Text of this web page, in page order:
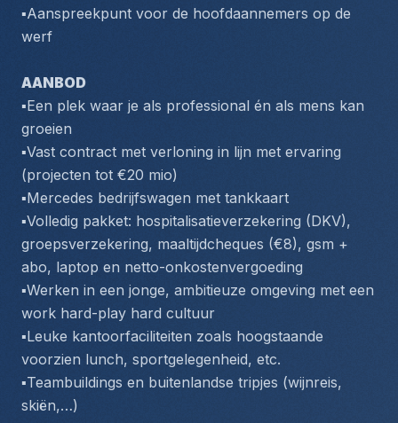
▪️Aanspreekpunt voor de hoofdaannemers op de
werf
AANBOD
▪️Een plek waar je als professional én als mens kan
groeien
▪️Vast contract met verloning in lijn met ervaring
(projecten tot €20 mio)
▪️Mercedes bedrijfswagen met tankkaart
▪️Volledig pakket: hospitalisatieverzekering (DKV),
groepsverzekering, maaltijdcheques (€8), gsm +
abo, laptop en netto-onkostenvergoeding
▪️Werken in een jonge, ambitieuze omgeving met een
work hard-play hard cultuur
▪️Leuke kantoorfaciliteiten zoals hoogstaande
voorzien lunch, sportgelegenheid, etc.
▪️Teambuildings en buitenlandse tripjes (wijnreis,
skiën,…)